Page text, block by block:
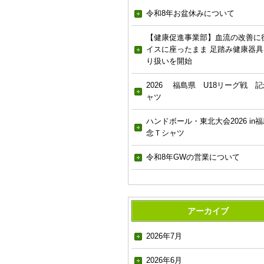
令和8年お盆休みについて
【健康促進事業部】血流の改善に
イスに座ったまま 足踏み健康器
り扱いを開始
2026 福島県 U18リーグ戦 記
ャツ
ハンドボール・東北大会2026 in
念Ｔシャツ
令和8年GWの営業について
アーカイブ
2026年7月
2026年6月